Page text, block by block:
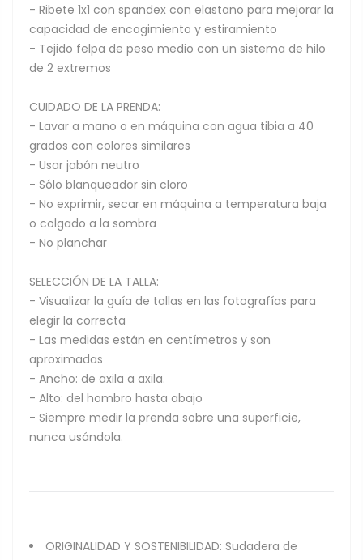
- Ribete 1x1 con spandex con elastano para mejorar la
capacidad de encogimiento y estiramiento
- Tejido felpa de peso medio con un sistema de hilo
de 2 extremos
CUIDADO DE LA PRENDA:
- Lavar a mano o en máquina con agua tibia a 40
grados con colores similares
- Usar jabón neutro
- Sólo blanqueador sin cloro
- No exprimir, secar en máquina a temperatura baja
o colgado a la sombra
- No planchar
SELECCIÓN DE LA TALLA:
- Visualizar la guía de tallas en las fotografías para
elegir la correcta
- Las medidas están en centímetros y son
aproximadas
- Ancho: de axila a axila.
- Alto: del hombro hasta abajo
- Siempre medir la prenda sobre una superficie,
nunca usándola.
ORIGINALIDAD Y SOSTENIBILIDAD: Sudadera de